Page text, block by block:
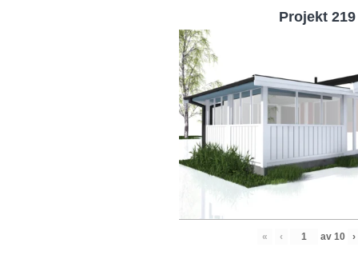
Projekt 219
« ‹ av 10 ›